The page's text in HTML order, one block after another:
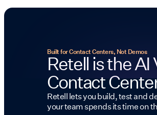
Built for Contact Centers, Not Demos
Retell is the
Contact
Retell lets you build, test and
your team spends its time on